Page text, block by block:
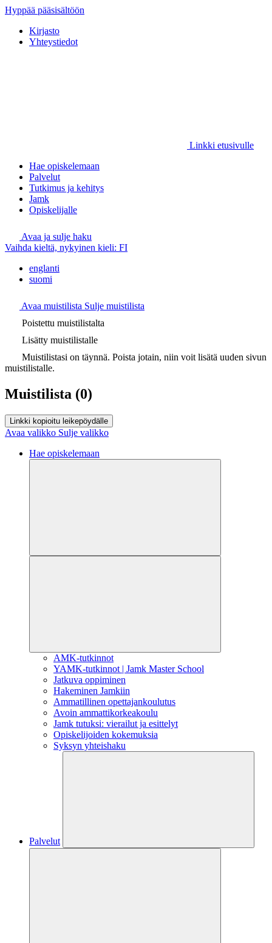
Hyppää pääsisältöön
Kirjasto
Yhteystiedot
Linkki etusivulle
Hae opiskelemaan
Palvelut
Tutkimus ja kehitys
Jamk
Opiskelijalle
Avaa ja sulje haku
Vaihda kieltä, nykyinen kieli: FI
englanti
suomi
Avaa muistilista Sulje muistilista
Poistettu muistilistalta
Lisätty muistilistalle
Muistilistasi on täynnä. Poista jotain, niin voit lisätä uuden sivun
muistilistalle.
Muistilista (0)
Linkki kopioitu leikepöydälle
Avaa valikko Sulje valikko
Hae opiskelemaan
AMK-tutkinnot
YAMK-tutkinnot | Jamk Master School
Jatkuva oppiminen
Hakeminen Jamkiin
Ammatillinen opettajankoulutus
Avoin ammattikorkeakoulu
Jamk tutuksi: vierailut ja esittelyt
Opiskelijoiden kokemuksia
Syksyn yhteishaku
Palvelut